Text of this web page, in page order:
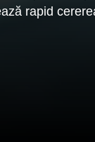
rapid